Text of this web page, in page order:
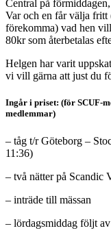
Central på
Var och en får välja
förekomma) vad hen
80kr som återbetalas
Helgen har varit
vi vill gärna att just du
Ingår i priset: (för SCUF-
medlemmar)
– tåg t/r Göteborg –
11:36)
– två nätter på Scandic
– inträde till mässan
– lördagsmiddag följt